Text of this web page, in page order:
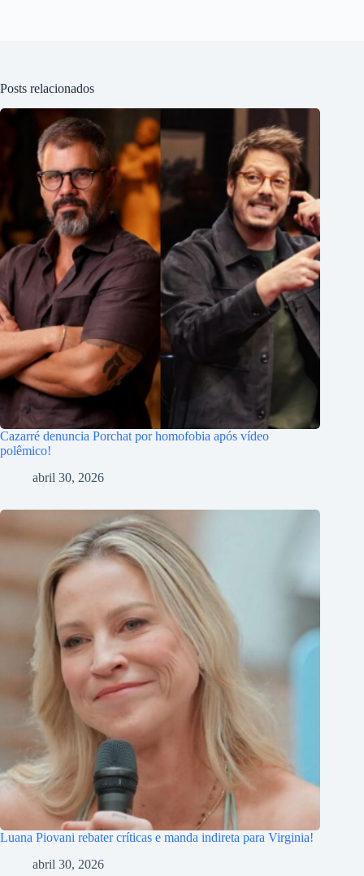
Posts relacionados
Cazarré denuncia Porchat por homofobia após vídeo
polêmico!
abril 30, 2026
Luana Piovani rebater críticas e manda indireta para Virginia!
abril 30, 2026